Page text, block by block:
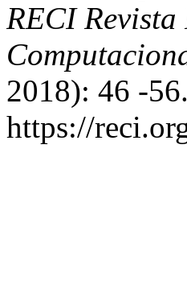
RECI
2018): 46 -
https://